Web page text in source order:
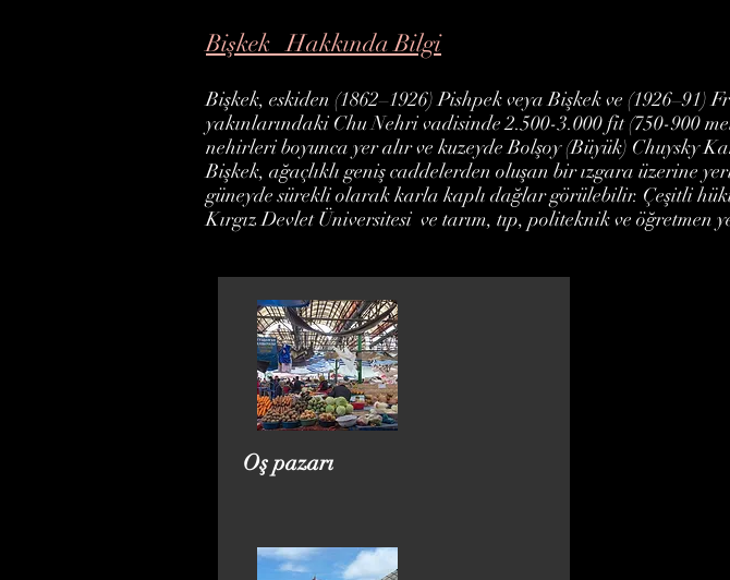
Bişkek Hakkında Bilgi
Bişkek, eskiden (1862–1926) Pishpek veya Bişkek ve (1926–91)
yakınlarındaki Chu Nehri vadisinde 2.500-3.000 fit (750-900
nehirleri boyunca yer alır ve kuzeyde Bolşoy (Büyük) Chuysky
Bişkek, ağaçlıklı geniş caddelerden oluşan bir ızgara üzerine
güneyde sürekli olarak karla kaplı dağlar görülebilir. Çeşitli
Kırgız Devlet Üniversitesi ve tarım, tıp, politeknik ve öğretmen
Oş pazarı